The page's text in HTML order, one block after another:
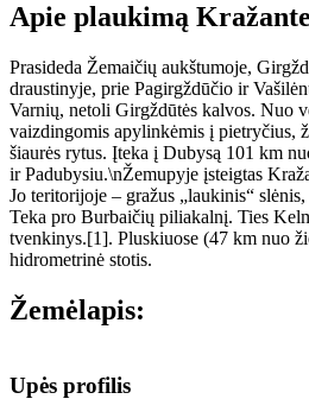
Apie plaukimą
Prasideda Žemaičių aukštumoje,
draustinyje, prie Pagirgždūčio ir
Varnių, netoli Girgždūtės kalvos. Nuo
vaizdingomis apylinkėmis į pietryčius,
šiaurės rytus. Įteka į Dubysą 101 km
ir Padubysiu.\nŽemupyje įsteigtas
Jo teritorijoje – gražus „laukinis“
Teka pro Burbaičių piliakalnį. Ties
tvenkinys.[1]. Pluskiuose (47 km nuo
hidrometrinė stotis.
Žemėlapis:
+
Upės profilis